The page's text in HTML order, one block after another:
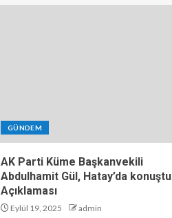
GÜNDEM
AK Parti Küme Başkanvekili
Abdulhamit Gül, Hatay’da konuştu
Açıklaması
Eylül 19, 2025 admin